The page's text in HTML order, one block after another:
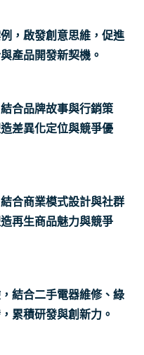
，啟發創意思維，促進
產品開發新契機。
合品牌故事與行銷策
差異化定位與競爭優
合商業模式設計與社群
再生商品魅力與競爭
結合二手電器維修、綠
累積研發與創新力。